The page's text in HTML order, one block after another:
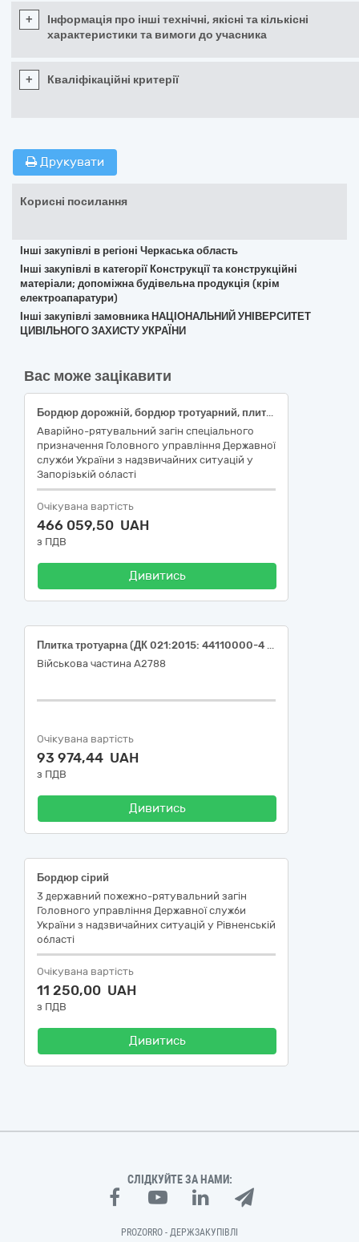
+
Інформація про інші технічні, якісні та кількісні
характеристики та вимоги до учасника
+ Кваліфікаційні критерії
Друкувати
Корисні посилання
Інші закупівлі в регіоні Черкаська область
Інші закупівлі в категорії Конструкції та конструкційні
матеріали; допоміжна будівельна продукція (крім
електроапаратури)
Інші закупівлі замовника НАЦІОНАЛЬНИЙ УНІВЕРСИТЕТ
ЦИВІЛЬНОГО ЗАХИСТУ УКРАЇНИ
Вас може зацікавити
Бордюр дорожній, бордюр тротуарний, плитка тротуарна
Аварійно-рятувальний загін спеціального
призначення Головного управління Державної
служби України з надзвичайних ситуацій у
Запорізькій області
Очікувана вартість
466 059,50 UAH
з ПДВ
Дивитись
Плитка тротуарна (ДК 021:2015: 44110000-4 Конструкційні матеріали)
Військова частина А2788
Очікувана вартість
93 974,44 UAH
з ПДВ
Дивитись
Бордюр сірий
3 державний пожежно-рятувальний загін
Головного управління Державної служби
України з надзвичайних ситуацій у Рівненській
області
Очікувана вартість
11 250,00 UAH
з ПДВ
Дивитись
СЛІДКУЙТЕ ЗА НАМИ:
PROZORRO - ДЕРЖЗАКУПІВЛІ